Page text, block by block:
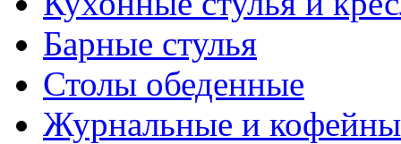
Барные стулья
Столы обеденные
Журнальные и